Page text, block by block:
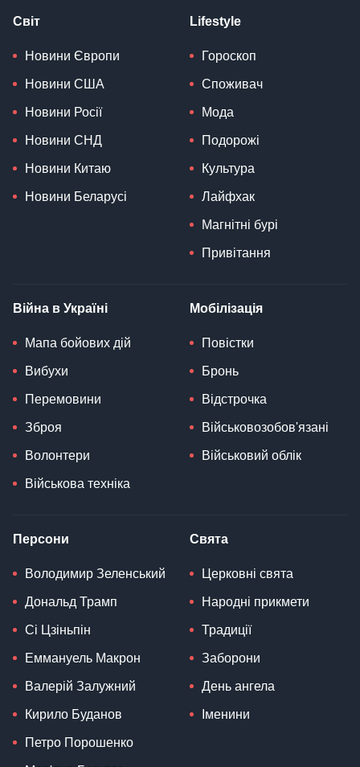
Світ
Новини Європи
Новини США
Новини Росії
Новини СНД
Новини Китаю
Новини Беларусі
Lifestyle
Гороскоп
Споживач
Мода
Подорожі
Культура
Лайфхак
Магнітні бурі
Привітання
Війна в Україні
Мапа бойових дій
Вибухи
Перемовини
Зброя
Волонтери
Військова техніка
Мобілізація
Повістки
Бронь
Відстрочка
Військовозобов'язані
Військовий облік
Персони
Володимир Зеленський
Дональд Трамп
Сі Цзіньпін
Еммануель Макрон
Валерій Залужний
Кирило Буданов
Петро Порошенко
Свята
Церковні свята
Народні прикмети
Традиції
Заборони
День ангела
Іменини